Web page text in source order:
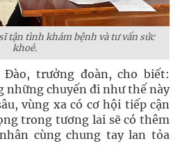
tận tình khám bệnh và tư vấn sức
khoẻ.
trưởng đoàn, cho biết:
những chuyến đi như thế này
vùng xa có cơ hội tiếp cận
trong tương lai sẽ có thêm
cùng chung tay lan tỏa